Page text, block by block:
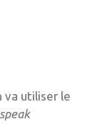
va utiliser le